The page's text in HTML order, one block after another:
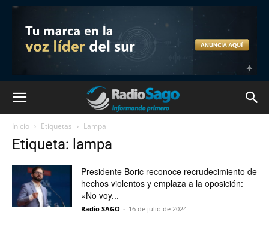
Inicio Etiquetas Lampa
Etiqueta: lampa
Presidente Boric reconoce recrudecimiento de
hechos violentos y emplaza a la oposición:
«No voy...
Radio SAGO - 16 de julio de 2024